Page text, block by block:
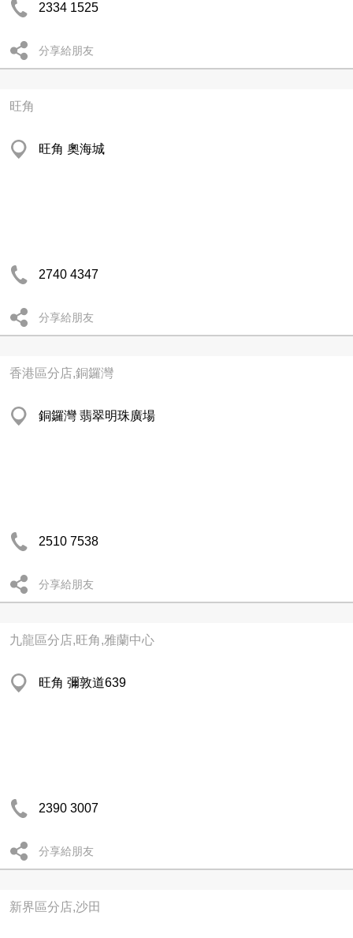
2334 1525
分享給朋友
旺角
旺角 奧海城
2740 4347
分享給朋友
香港區分店,銅鑼灣
銅鑼灣 翡翠明珠廣場
2510 7538
分享給朋友
九龍區分店,旺角,雅蘭中心
旺角 彌敦道639
2390 3007
分享給朋友
新界區分店,沙田